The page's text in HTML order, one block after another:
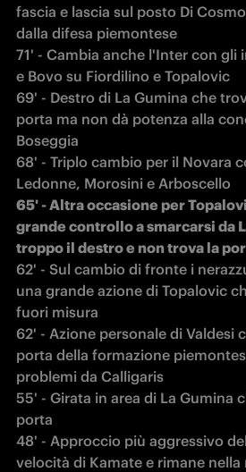
fascia e lascia sul posto Di
dalla difesa piemontese
71' - Cambia anche l'Inter con gli
e Bovo su Fiordilino e Topalovic
69' - Destro di La Gumina che
porta ma non dà potenza alla
Boseggia
68' - Triplo cambio per il Novara
65' - Altra occasione per
grande controllo a smarcarsi da
troppo il destro e non trova la
62' - Sul cambio di fronte i
una grande azione di Topalovic
fuori misura
62' - Azione personale di Valdesi
porta della formazione
problemi da Calligaris
55' - Girata in area di La Gumina
porta
48' - Approccio più aggressivo
velocità di Kamate e rimane nella